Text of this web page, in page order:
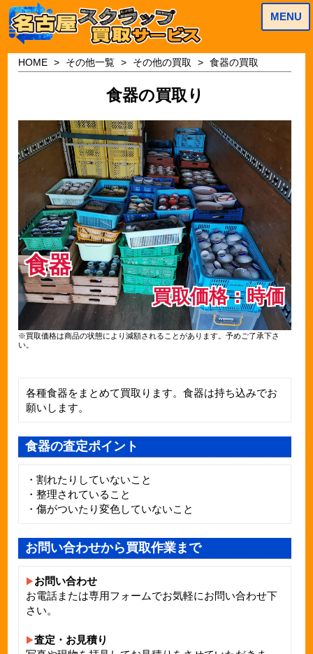
MENU
HOME その他一覧 その他の買取 食器の買取
食器の買取り
食器
買取価格：時価
※買取価格は商品の状態により減額されることがあります。予めご了承下さ
い。
各種食器をまとめて買取ります。食器は持ち込みでお
願いします。
食器の査定ポイント
・割れたりしていないこと
・整理されていること
・傷がついたり変色していないこと
お問い合わせから買取作業まで
お問い合わせ
お電話または専用フォームでお気軽にお問い合わせ下
さい。
査定・お見積り